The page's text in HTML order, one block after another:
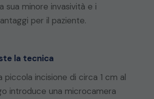
sua minore invasività e i
per il paziente.
la tecnica
piccola incisione di circa 1 cm al
introduce una microcamera